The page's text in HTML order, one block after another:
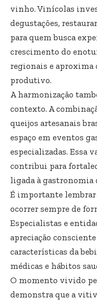
vinho. Vinícolas
degustações,
para quem busca
crescimento do
regionais e aproxima
produtivo.
A harmonização
contexto. A
queijos artesanais
espaço em eventos
especializadas. Essa
contribui para
ligada à gastronomia
É importante
ocorrer sempre de
Especialistas e
apreciação
características da
médicas e hábitos
O momento vivido
demonstra que a